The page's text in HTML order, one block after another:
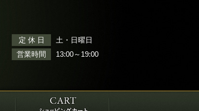
定 休 日 土・日曜日
営業時間 13:00～19:00